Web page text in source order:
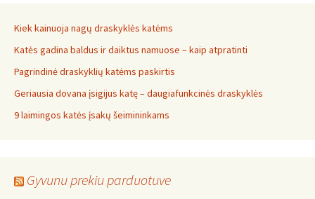
Kiek kainuoja nagų draskyklės katėms
Katės gadina baldus ir daiktus namuose – kaip atpratinti
Pagrindinė draskyklių katėms paskirtis
Geriausia dovana įsigijus katę – daugiafunkcinės draskyklės
9 laimingos katės įsakų šeimininkams
Gyvunu prekiu parduotuve